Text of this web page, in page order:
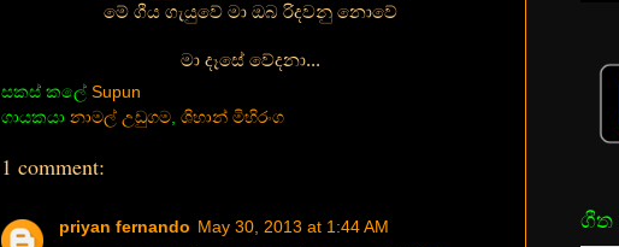
මේ ගීය ගැයුවේ මා ඔබ රිදවනු නොවේ
මා දෑසේ වේදනා...
සකස් කලේ Supun
ගායකයා නාමල් උඩුගම, ශිහාන් මිහිරංග
1 comment:
priyan fernando May 30, 2013 at 1:44 AM